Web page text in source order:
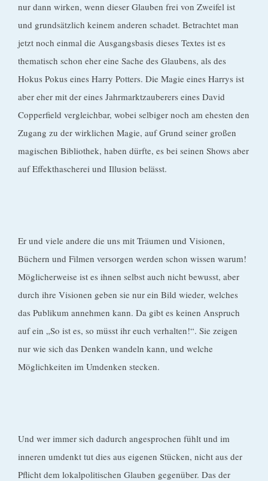
nur dann wirken, wenn dieser Glauben frei von Zweifel ist
und grundsätzlich keinem anderen schadet. Betrachtet man
jetzt noch einmal die Ausgangsbasis dieses Textes ist es
thematisch schon eher eine Sache des Glaubens, als des
Hokus Pokus eines Harry Potters. Die Magie eines Harrys ist
aber eher mit der eines Jahrmarktzauberers eines David
Copperfield vergleichbar, wobei selbiger noch am ehesten den
Zugang zu der wirklichen Magie, auf Grund seiner großen
magischen Bibliothek, haben dürfte, es bei seinen Shows aber
auf Effekthascherei und Illusion belässt.
Er und viele andere die uns mit Träumen und Visionen,
Büchern und Filmen versorgen werden schon wissen warum!
Möglicherweise ist es ihnen selbst auch nicht bewusst, aber
durch ihre Visionen geben sie nur ein Bild wieder, welches
das Publikum annehmen kann. Da gibt es keinen Anspruch
auf ein „So ist es, so müsst ihr euch verhalten!“. Sie zeigen
nur wie sich das Denken wandeln kann, und welche
Möglichkeiten im Umdenken stecken.
Und wer immer sich dadurch angesprochen fühlt und im
inneren umdenkt tut dies aus eigenen Stücken, nicht aus der
Pflicht dem lokalpolitischen Glauben gegenüber. Das der